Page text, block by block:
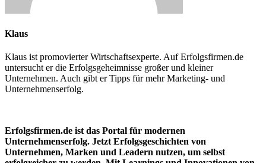
Klaus
Klaus ist promovierter Wirtschaftsexperte. Auf Erfolgsfirmen.de
untersucht er die Erfolgsgeheimnisse großer und kleiner
Unternehmen. Auch gibt er Tipps für mehr Marketing- und
Unternehmenserfolg.
Erfolgsfirmen.de ist das Portal für modernen
Unternehmenserfolg. Jetzt Erfolgsgeschichten von
Unternehmen, Marken und Leadern nutzen, um selbst